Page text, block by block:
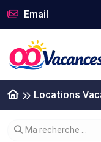
Email
Locations
Modifier votre
Ma recherche ...